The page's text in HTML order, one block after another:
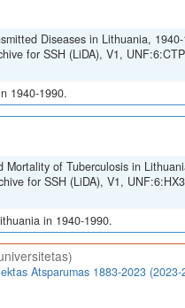
Diseases in Lithuania,
for SSH (LiDA), V1,
1940-1990.
of Tuberculosis in
for SSH (LiDA), V1,
in 1940-1990.
Atsparumas 1883-2023